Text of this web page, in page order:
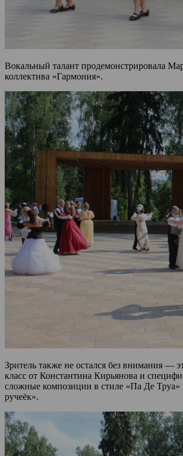
Вокальный талант продемонстрировала
коллектива «Гармония».
Зритель также не остался без внимания —
класс от Константина Кирьянова и
сложные композиции в стиле «Па Де Труа»
ручеёк».